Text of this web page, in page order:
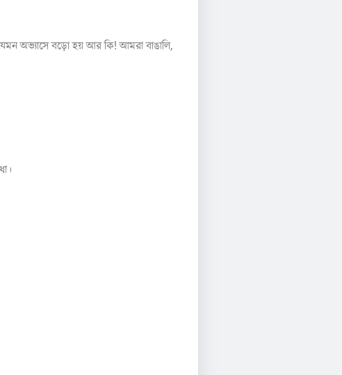
অভ্যাসে বড়ো হয় আর কি! আমরা বাঙালি,